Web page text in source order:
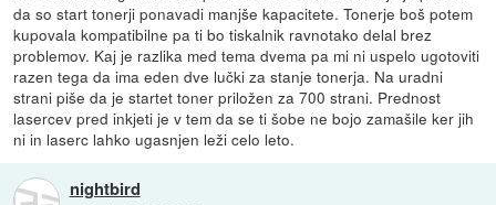
da so start tonerji ponavadi manjše kapacitete. Tonerje boš potem
kupovala kompatibilne pa ti bo tiskalnik ravnotako delal brez
problemov. Kaj je razlika med tema dvema pa mi ni uspelo ugotoviti
razen tega da ima eden dve lučki za stanje tonerja. Na uradni
strani piše da je startet toner priložen za 700 strani. Prednost
lasercev pred inkjeti je v tem da se ti šobe ne bojo zamašile ker jih
ni in laserc lahko ugasnjen leži celo leto.
nightbird